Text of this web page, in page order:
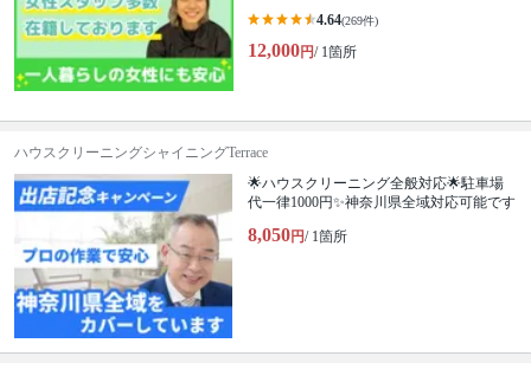
4.64(269件)
12,000円/ 1箇所
ハウスクリーニングシャイニングTerrace
🌟ハウスクリーニング全般対応🌟駐車場
代一律1000円✨神奈川県全域対応可能です
8,050円/ 1箇所